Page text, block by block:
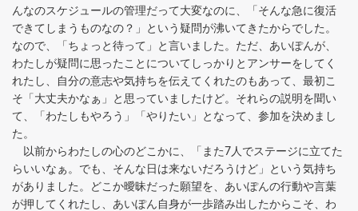
んなのスケジュールの管理だって大変なのに、「そんな急に復活
できてしまうものなの？」という疑問が沸いてきたからでした。
なので、「ちょっと待って」と言いました。ただ、あいぽんが、
わたしが疑問に思ったことについてしっかりとアンサーをしてく
れたし、自分の意志や気持ちを伝えてくれたのもあって、最初こ
そ「大丈夫かなぁ」と思っていましたけど。それらの説明を聞い
て、「わたしもやろう」「やりたい」となって、参加を決めまし
た。
以前からわたしの心のどこかに、「また7人でステージに立てた
らいいなぁ。でも、そんな日は来ないだろうけど」という気持ち
がありました。どこか曖昧だった願望を、あいぽんの行動や言葉
が押してくれたし、あいぽん自身が一歩踏み出したからこそ、わ